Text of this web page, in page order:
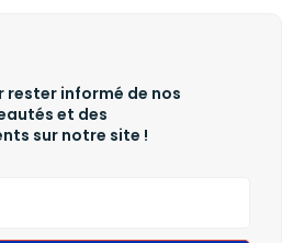
rester informé de nos
et des
sur notre site !